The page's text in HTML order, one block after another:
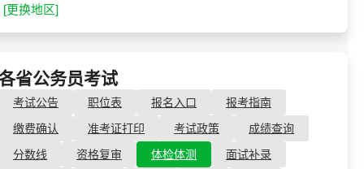
准考证打印
成绩查询
分数线
资格复审
面试补录
教师资格/教师编制
国企/银行考试
[更换地区]
省公务员考试- 体检体测
考试公告 职位表 报名入口
报考指南
缴费确认
准考证打印 考试政策
成绩查询
分数线
资格复审 体检体测
面试补录